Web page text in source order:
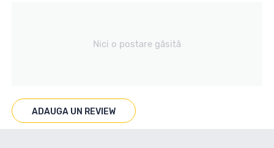
Marcat M+S
Nici o postare găsită
ADAUGA UN REVIEW